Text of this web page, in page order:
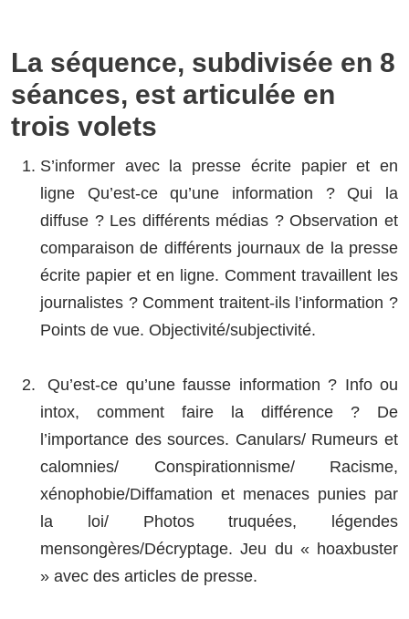
La séquence, subdivisée en 8
séances, est articulée en
trois volets
S’informer avec la presse écrite papier et en
ligne Qu’est-ce qu’une information ? Qui la
diffuse ? Les différents médias ? Observation et
comparaison de différents journaux de la presse
écrite papier et en ligne. Comment travaillent les
journalistes ? Comment traitent-ils l’information ?
Points de vue. Objectivité/subjectivité.
Qu’est-ce qu’une fausse information ? Info ou
intox, comment faire la différence ? De
l’importance des sources. Canulars/ Rumeurs et
calomnies/ Conspirationnisme/ Racisme,
xénophobie/Diffamation et menaces punies par
la loi/ Photos truquées, légendes
mensongères/Décryptage. Jeu du « hoaxbuster
» avec des articles de presse.